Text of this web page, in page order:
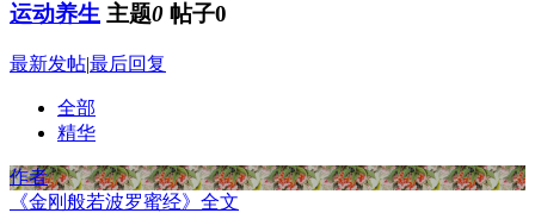
运动养生 主题0 帖子0
最新发帖|最后回复
全部
精华
作者
《金刚般若波罗蜜经》全文